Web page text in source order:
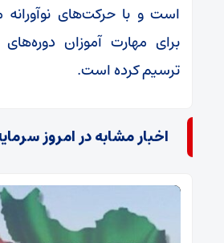
است و با حرکت‌های
برای مهارت آموزان
ترسیم کرده است.
اخبار مشابه در امروز